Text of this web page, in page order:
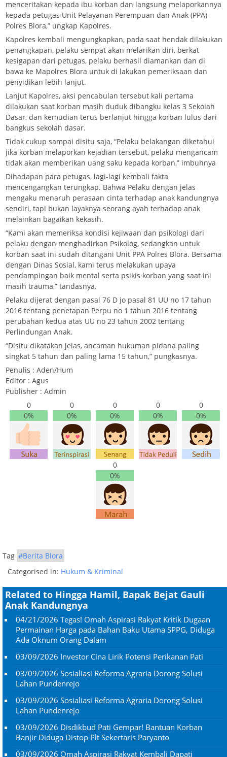
menceritakan kepada ibu korban dan langsung melaporkannya
kepada petugas Unit Pelayanan Perempuan dan Anak (PPA)
Polres Blora,” ungkap Kapolres.
Kapolres kembali mengungkapkan, pada saat hendak dilakukan
penangkapan, pelaku sempat akan melarikan diri, berkat
kesigapan dari petugas, pelaku berhasil diamankan dan di
bawa ke Mapolres Blora untuk di lakukan pemeriksaan dan
penyidikan lebih lanjut.
Lanjut Kapolres, aksi pencabulan tersebut kali pertama
dilakukan saat korban masih duduk dibangku kelas 3 Sekolah
Dasar, dan kemudian terus berlanjut hingga korban lulus dari
bangkus sekolah dasar.
Tidak cukup sampai disitu saja, “Pelaku belakangan diketahui
jika korban melaporkan kejadian tersebut, pelaku mengancam
tidak akan memberikan uang saku kepada korban,” imbuhnya
Dihadapan para petugas, lagi-lagi kembali fakta
mencengangkan terungkap. Bahwa Pelaku dengan jelas
mengaku menaruh perasaan cinta terhadap anak kandungnya
sendiri, tapi bukan layaknya seorang ayah terhadap anak
melainkan bagaikan kekasih.
“Kami akan memeriksa kondisi kejiwaan dan psikologi dari
pelaku dengan menghadirkan Psikolog, sedangkan untuk
korban saat ini sudah ditangani Unit PPA Polres Blora. Bersama
dengan Dinas Sosial, kami terus melakukan upaya
pendampingan baik mental serta psikis korban yang saat ini
masih trauma,” tandasnya.
Pelaku dijerat dengan pasal 76 D jo pasal 81 UU no 17 tahun
2016 tentang penetapan Perpu no 1 tahun 2016 tentang
perubahan kedua atas UU no 23 tahun 2002 tentang
Perlindungan Anak.
“Disitu dikatakan jelas, ancaman hukuman pidana paling
singkat 5 tahun dan paling lama 15 tahun,” pungkasnya.
Penulis : Aden/Hum
Editor : Agus
Publisher : Admin
0
0%
0
0%
0
0%
0
0%
0
0%
0
0%
Tag #Berita Blora
Categorised in: Hukum & Kriminal
Related to Hingga Hamil, Bapak Bejat Gauli
Anak Kandungnya
04/21/2026 Tegas! Omah Aspirasi Rakyat Kritik Dugaan
Permainan Harga pada Bahan Baku Utama SPPG, Diduga
Ada Oknum Orang Dalam
03/09/2026 Investor Cina Lirik Potensi Perikanan Pati
03/09/2026 Sosialiasi Reforma Agraria Dorong Solusi
Lahan Pundenrejo
03/09/2026 Sosialiasi Reforma Agraria Dorong Solusi
Lahan Pundenrejo
03/09/2026 Disdikbud Pati Gempar! Bantuan Korban
Banjir Diduga Distop Plt Sekertaris Paryanto
03/09/2026 Omah Aspirasi Rakyat Kembali Dapati